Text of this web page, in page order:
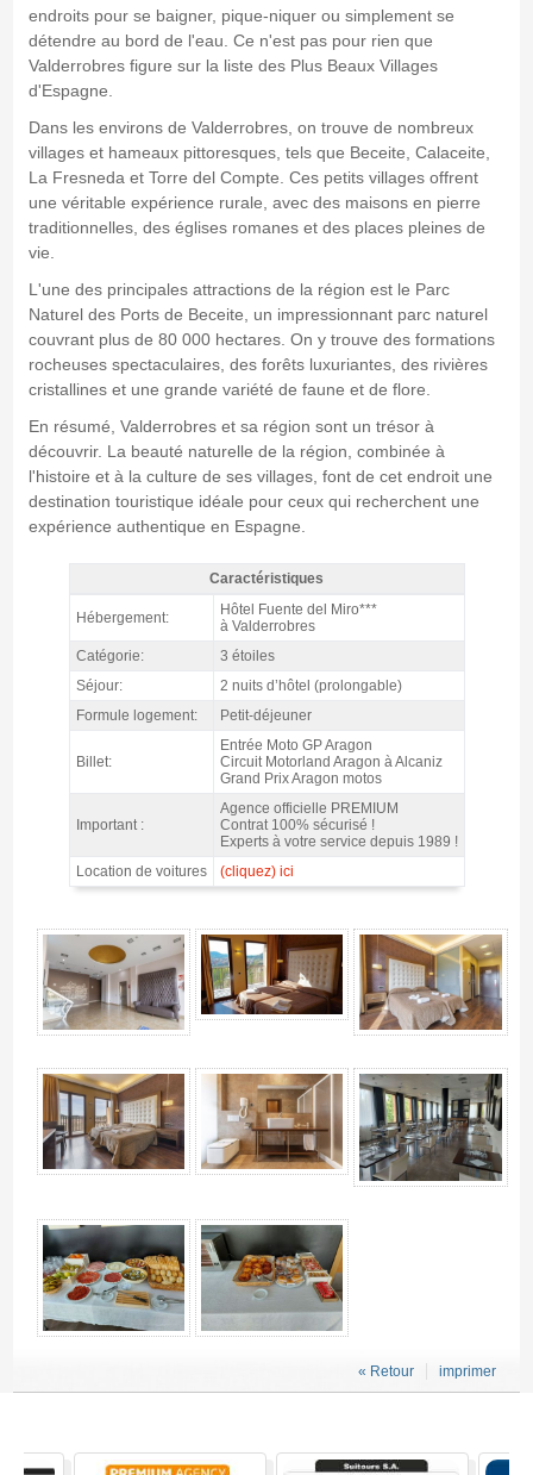
endroits pour se baigner, pique-niquer ou simplement se
détendre au bord de l'eau. Ce n'est pas pour rien que
Valderrobres figure sur la liste des Plus Beaux Villages
d'Espagne.
Dans les environs de Valderrobres, on trouve de nombreux
villages et hameaux pittoresques, tels que Beceite, Calaceite,
La Fresneda et Torre del Compte. Ces petits villages offrent
une véritable expérience rurale, avec des maisons en pierre
traditionnelles, des églises romanes et des places pleines de
vie.
L'une des principales attractions de la région est le Parc
Naturel des Ports de Beceite, un impressionnant parc naturel
couvrant plus de 80 000 hectares. On y trouve des formations
rocheuses spectaculaires, des forêts luxuriantes, des rivières
cristallines et une grande variété de faune et de flore.
En résumé, Valderrobres et sa région sont un trésor à
découvrir. La beauté naturelle de la région, combinée à
l'histoire et à la culture de ses villages, font de cet endroit une
destination touristique idéale pour ceux qui recherchent une
expérience authentique en Espagne.
Forfait MotoGP Aragon, hôtel Fuente del Miro 3* / 2 nuits p.d. -
Caractéristiques
Caractéristiques
Hébergement:
Hôtel Fuente del Miro***
à Valderrobres
Catégorie:
3 étoiles
Séjour:
2 nuits d’hôtel (prolongable)
Formule logement:
Petit-déjeuner
Billet:
Entrée Moto GP Aragon
Circuit Motorland Aragon à Alcaniz
Grand Prix Aragon motos
Important :
Agence officielle PREMIUM
Contrat 100% sécurisé !
Experts à votre service depuis 1989 !
Location de voitures
(cliquez) ici
imprimer
« Retour